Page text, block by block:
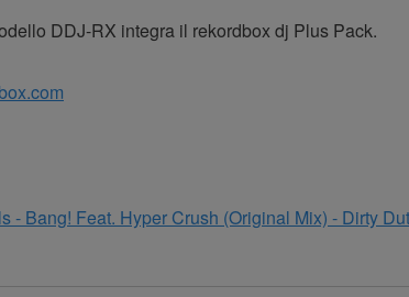
DDJ-RX integra il rekordbox dj Plus Pack.
- Bang! Feat. Hyper Crush (Original Mix) - Dirty